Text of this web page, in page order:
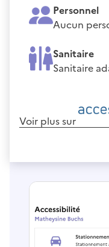
Personnel
Aucun
Sanitaire
Sanitaire
Voir plus sur